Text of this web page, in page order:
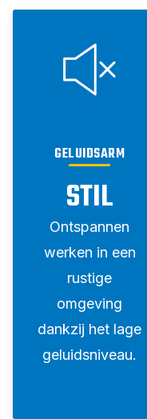
GELUIDSARM
STIL
Ontspannen
werken in een
rustige
omgeving
dankzij het lage
geluidsniveau.